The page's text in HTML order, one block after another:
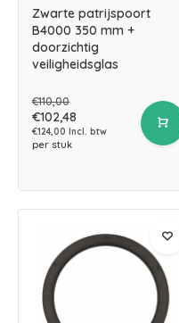
Zwarte patrijspoort
B4000 350 mm +
doorzichtig
veiligheidsglas
€110,00
€102,48
€124,00 Incl. btw
per stuk